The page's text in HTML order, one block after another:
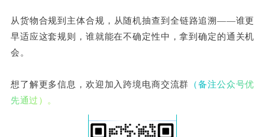
从货物合规到主体合规，从随机抽查到全链路追溯——谁更
早适应这套规则，谁就能在不确定性中，拿到确定的通关机
会。
想了解更多信息，欢迎加入跨境电商交流群 （备注公众号优
先通过）。